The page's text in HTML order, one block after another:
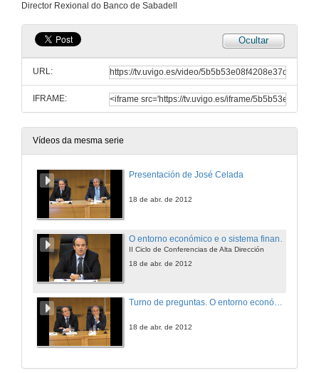
Director Rexional do Banco de Sabadell
Ocultar
URL:
IFRAME:
Vídeos da mesma serie
Presentación de José Celada
18 de abr. de 2012
II Ciclo de Conferencias de Alta Dirección
18 de abr. de 2012
Turno de preguntas. O entorno económico e o sistema financieiro español
18 de abr. de 2012